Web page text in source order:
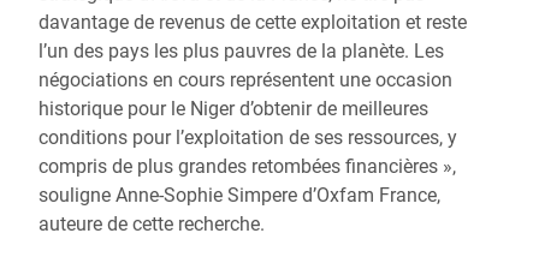
davantage de revenus de cette exploitation et reste
l’un des pays les plus pauvres de la planète. Les
négociations en cours représentent une occasion
historique pour le Niger d’obtenir de meilleures
conditions pour l’exploitation de ses ressources, y
compris de plus grandes retombées financières »,
souligne Anne-Sophie Simpere d’Oxfam France,
auteure de cette recherche.